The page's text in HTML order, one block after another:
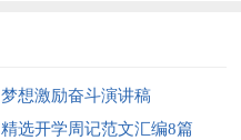
梦想激励奋斗演讲稿
精选开学周记范文汇编8篇